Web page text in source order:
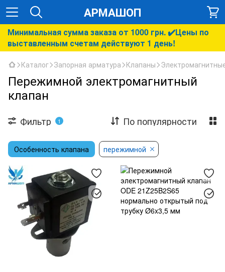
АРМАШОП
Минимальная сумма заказа от 1000 грн. ✔️Цены по
выставленным счетам действуют 1 день!
Каталог Запорная арматура Клапаны
Пережимной электромагнитный
клапан
Фильтр 1 По популярности
Особенность клапана пережимной